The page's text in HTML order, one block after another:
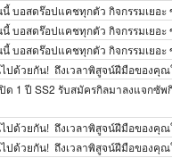
นี้ บอสดร๊อปแคชทุกตัว กิจกรรมเยอะ
นี้ บอสดร๊อปแคชทุกตัว กิจกรรมเยอะ
นี้ บอสดร๊อปแคชทุกตัว กิจกรรมเยอะ
ปด้วยกัน! ️ ถึงเวลาพิสูจน์ฝีมือของคุ
ปิด 1 ปี SS2 รับสมัครกิลมาลงแจกซั
ปด้วยกัน! ️ ถึงเวลาพิสูจน์ฝีมือของคุ
ปด้วยกัน! ️ ถึงเวลาพิสูจน์ฝีมือของคุ